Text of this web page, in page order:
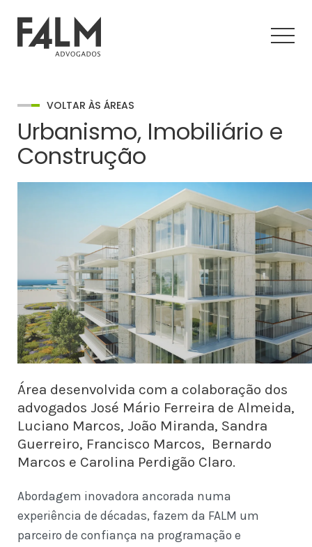
VOLTAR ÀS ÁREAS
Urbanismo, Imobiliário e
Construção
Área desenvolvida com a colaboração dos
advogados José Mário Ferreira de Almeida,
Luciano Marcos, João Miranda, Sandra
Guerreiro, Francisco Marcos, Bernardo
Marcos e Carolina Perdigão Claro.
Abordagem inovadora ancorada numa
experiência de décadas, fazem da FALM um
parceiro de confiança na programação e